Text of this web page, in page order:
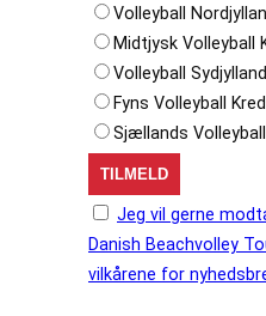
Volleyball
Midtjysk Volleyball
Volleyball Sydjylland
Fyns Volleyball
Sjællands
Jeg vil gerne
Danish Beachvolley
vilkårene for